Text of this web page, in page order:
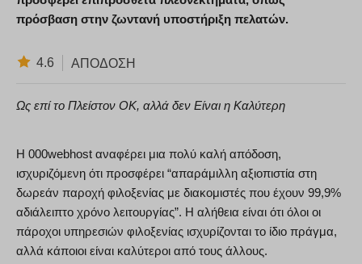
πρόσβαση στην ζωντανή υποστήριξη πελατών.
4.6 ΑΠΌΔΟΣΗ
Ως επί το Πλείστον ΟΚ, αλλά δεν Είναι η Καλύτερη
Η 000webhost αναφέρει μια πολύ καλή απόδοση,
ισχυριζόμενη ότι προσφέρει “απαράμιλλη αξιοπιστία στη
δωρεάν παροχή φιλοξενίας με διακομιστές που έχουν 99,9%
αδιάλειπτο χρόνο λειτουργίας”. Η αλήθεια είναι ότι όλοι οι
πάροχοι υπηρεσιών φιλοξενίας ισχυρίζονται το ίδιο πράγμα,
αλλά κάποιοι είναι καλύτεροι από τους άλλους.